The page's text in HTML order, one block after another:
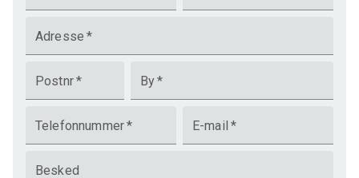
Adresse *
Postnr* By*
Telefonnummer* E-mail *
Besked